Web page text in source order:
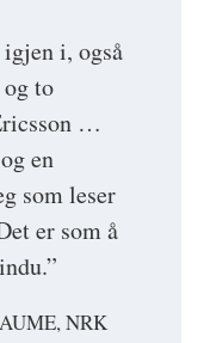
igjen i, også
to
…
en
som leser
er som å
NRK